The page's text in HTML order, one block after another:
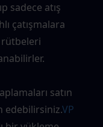
sadece atış
çatışmalara
rütbeleri
satın
edebilirsiniz.VP